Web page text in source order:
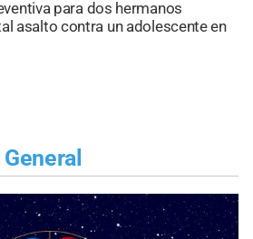
para dos hermanos
asalto contra un adolescente en